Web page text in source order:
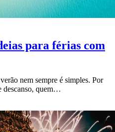
para férias com
nem sempre é simples. Por
descanso, quem…